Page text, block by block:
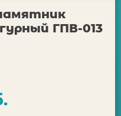
ГПВ-013